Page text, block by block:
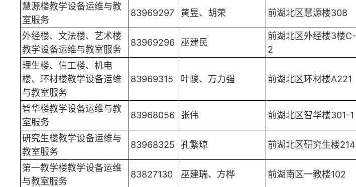
慧源楼教学设备运维与教
室服务
83969297 黄昱、胡荣 前湖北区慧源楼308
外经楼、文法楼、艺术楼
教学设备运维与教室服务
83969296 巫建民
前湖北区外经楼3楼C-
2
理生楼、信工楼、机电
楼、环材楼教学设备运维
与教室服务
83969315 叶骏、万力强 前湖北区环材楼A221
智华楼教学设备运维与教
室服务
83968056 张伟 前湖北区智华楼301-1
研究生楼教学设备运维与
教室服务
83968325 孔繁琼 前湖北区研究生楼214
第一教学楼教学设备运维
与教室服务
83827130 巫建瑞、方桦 前湖南区一教楼102